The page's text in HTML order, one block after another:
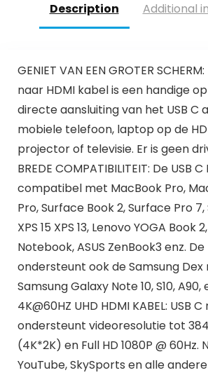
Description Additional
GENIET VAN EEN GROTER
naar HDMI kabel is een handige
directe aansluiting van het USB C
mobiele telefoon, laptop op de
projector of televisie. Er is geen
BREDE COMPATIBILITEIT: De USB
compatibel met MacBook Pro,
Pro, Surface Book 2, Surface Pro
XPS 15 XPS 13, Lenovo YOGA Book
Notebook, ASUS ZenBook3 enz.
ondersteunt ook de Samsung Dex
Samsung Galaxy Note 10, S10, A90,
4K@60HZ UHD HDMI KABEL: USB
ondersteunt videoresolutie tot
(4K*2K) en Full HD 1080P @ 60Hz.
YouTube, SkySports en alle